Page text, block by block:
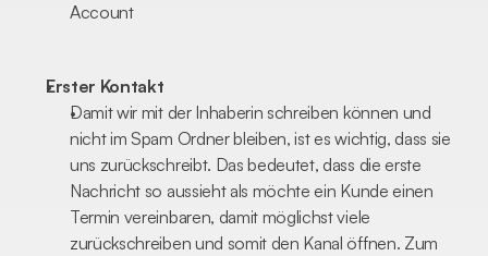
Account
Erster Kontakt
Damit wir mit der Inhaberin schreiben können und
nicht im Spam Ordner bleiben, ist es wichtig, dass sie
uns zurückschreibt. Das bedeutet, dass die erste
Nachricht so aussieht als möchte ein Kunde einen
Termin vereinbaren, damit möglichst viele
zurückschreiben und somit den Kanal öffnen. Zum